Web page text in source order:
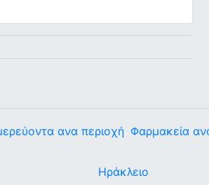
Φαρμακεία
ανα περιοχή
Ηράκλειο